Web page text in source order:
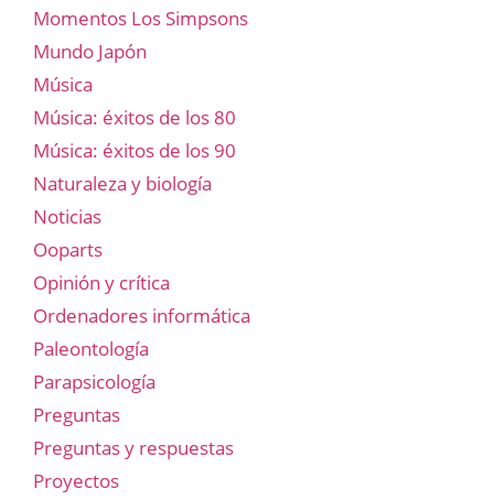
Momentos Los Simpsons
Mundo Japón
Música
Música: éxitos de los 80
Música: éxitos de los 90
Naturaleza y biología
Noticias
Ooparts
Opinión y crítica
Ordenadores informática
Paleontología
Parapsicología
Preguntas
Preguntas y respuestas
Proyectos